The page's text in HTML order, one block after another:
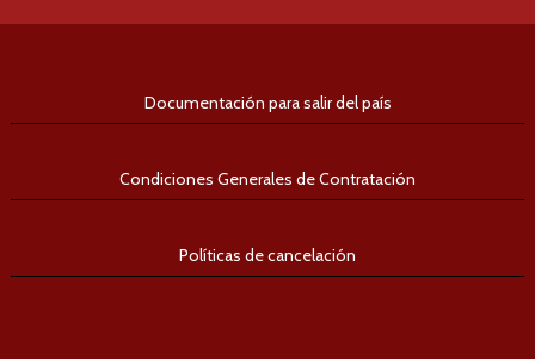
Documentación para salir del país
Condiciones Generales de Contratación
Políticas de cancelación